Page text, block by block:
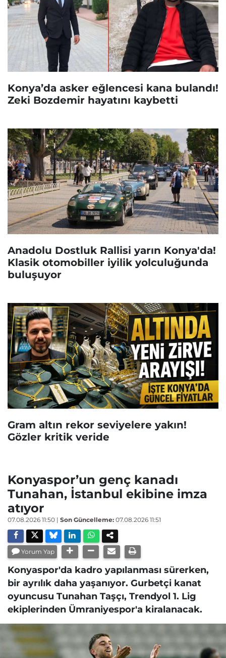
Konya’da asker eğlencesi kana bulandı!
Zeki Bozdemir hayatını kaybetti
Anadolu Dostluk Rallisi yarın Konya'da!
Klasik otomobiller iyilik yolculuğunda
buluşuyor
Gram altın rekor seviyelere yakın!
Gözler kritik veride
Konyaspor’un genç kanadı
Tunahan, İstanbul ekibine imza
atıyor
07.08.2026 11:50 | Son Güncelleme: 07.08.2026 11:51
Yorum Yap
Konyaspor'da kadro yapılanması sürerken,
bir ayrılık daha yaşanıyor. Gurbetçi kanat
oyuncusu Tunahan Taşçı, Trendyol 1. Lig
ekiplerinden Ümraniyespor'a kiralanacak.